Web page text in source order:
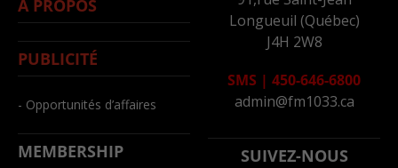
À PROPOS
PUBLICITÉ
- Opportunités d’affaires
MEMBERSHIP
Longueuil (Québec)
J4H 2W8
SMS | 450-646-6800
admin@fm1033.ca
SUIVEZ-NOUS